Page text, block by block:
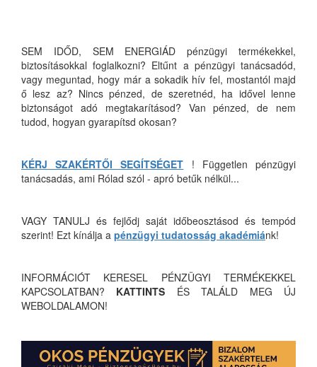
SEM IDŐD, SEM ENERGIÁD pénzügyi termékekkel,
biztosításokkal foglalkozni? Eltűnt a pénzügyi tanácsadód,
vagy meguntad, hogy már a sokadik hív fel, mostantól majd
ő lesz az? Nincs pénzed, de szeretnéd, ha idővel lenne
biztonságot adó megtakarításod? Van pénzed, de nem
tudod, hogyan gyarapítsd okosan?
KÉRJ SZAKÉRTŐI SEGÍTSÉGET ! Független pénzügyi
tanácsadás, ami Rólad szól - apró betűk nélkül...
VAGY TANULJ és fejlődj saját időbeosztásod és tempód
szerint! Ezt kínálja a pénzügyi tudatosság akadémiánk!
INFORMÁCIÓT KERESEL PÉNZÜGYI TERMÉKEKKEL
KAPCSOLATBAN? KATTINTS ÉS TALÁLD MEG ÚJ
WEBOLDALAMON!